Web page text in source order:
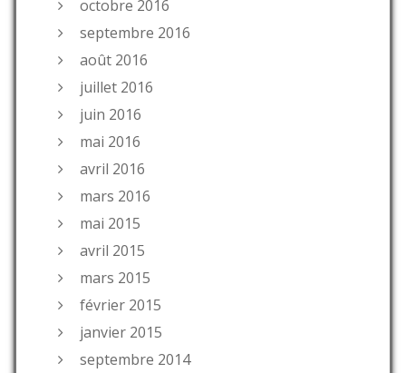
octobre 2016
septembre 2016
août 2016
juillet 2016
juin 2016
mai 2016
avril 2016
mars 2016
mai 2015
avril 2015
mars 2015
février 2015
janvier 2015
septembre 2014